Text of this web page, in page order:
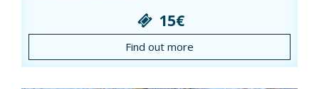
15€
Find out more